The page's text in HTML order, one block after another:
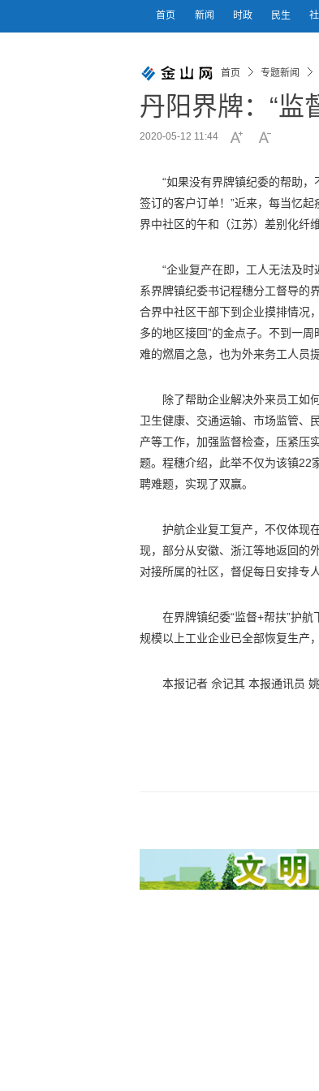
首页 新闻 时政 民生
首页 专题新闻
丹阳界牌：“监
2020-05-12 11:44
“如果没有界牌镇纪委的帮助
签订的客户订单！”近来，每当忆
界中社区的午和（江苏）差别化纤
“企业复产在即，工人无法及
系界牌镇纪委书记程穗分工督导的
合界中社区干部下到企业摸排情况
多的地区接回”的金点子。不到一
难的燃眉之急，也为外来务工人员
除了帮助企业解决外来员工如
卫生健康、交通运输、市场监管、
产等工作，加强监督检查，压紧压
题。程穗介绍，此举不仅为该镇22
聘难题，实现了双赢。
护航企业复工复产，不仅体现
现，部分从安徽、浙江等地返回的
对接所属的社区，督促每日安排专
在界牌镇纪委“监督+帮扶”护
规模以上工业企业已全部恢复生产
本报记者 佘记其 本报通讯员